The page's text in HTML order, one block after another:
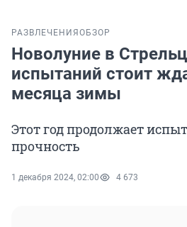
РАЗВЛЕЧЕНИЯ ОБЗОР
Новолуние в
испытаний стоит
месяца зимы
Этот год продолжает
прочность
1 декабря 2024, 02:00 4 673